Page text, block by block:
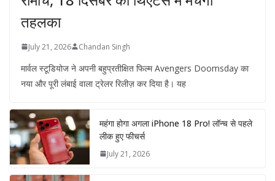
तहलका
July 21, 2026 Chandan Singh
मार्वल स्टूडियोज ने अपनी बहुप्रतीक्षित फिल्म Avengers Doomsday का
नया और पूरी लंबाई वाला ट्रेलर रिलीज़ कर दिया है। यह
महंगा होगा अगला iPhone 18 Pro! लॉन्च से पहले
लीक हुए फीचर्स
July 21, 2026